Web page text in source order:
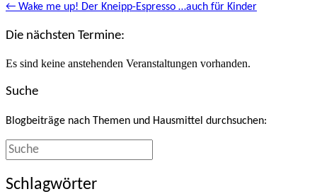
Posts
navigation
← Wake me up! Der Kneipp-Espresso …auch für Kinder
Die nächsten Termine:
Es sind keine anstehenden Veranstaltungen vorhanden.
Suche
Blogbeiträge nach Themen und Hausmittel durchsuchen:
Schlagwörter